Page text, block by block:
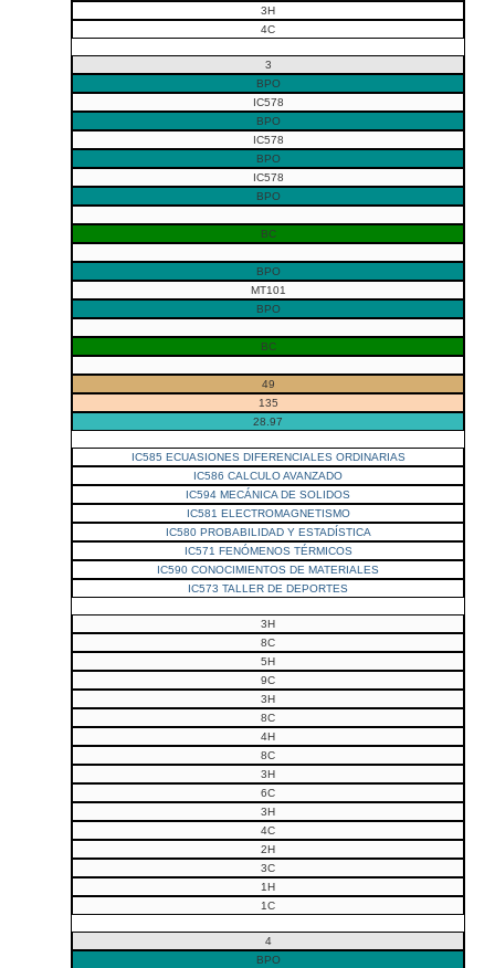
3H
4C
3
BPO
IC578
BPO
IC578
BPO
IC578
BPO
BC
BPO
MT101
BPO
BC
49
135
28.97
IC585 ECUASIONES DIFERENCIALES ORDINARIAS
IC586 CALCULO AVANZADO
IC594 MECÁNICA DE SOLIDOS
IC581 ELECTROMAGNETISMO
IC580 PROBABILIDAD Y ESTADÍSTICA
IC571 FENÓMENOS TÉRMICOS
IC590 CONOCIMIENTOS DE MATERIALES
IC573 TALLER DE DEPORTES
3H
8C
5H
9C
3H
8C
4H
8C
3H
6C
3H
4C
2H
3C
1H
1C
4
BPO